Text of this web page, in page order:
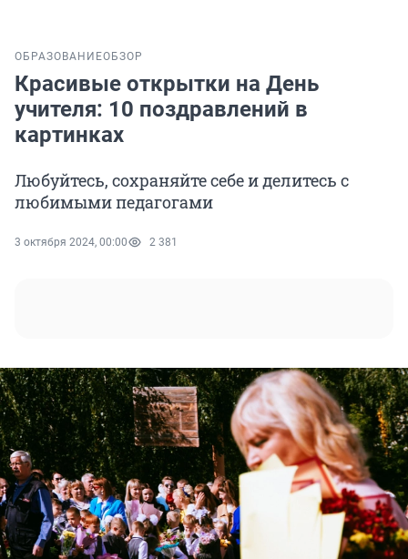
ОБРАЗОВАНИЕОБЗОР
Красивые открытки на День
учителя: 10 поздравлений в
картинках
Любуйтесь, сохраняйте себе и делитесь с
любимыми педагогами
3 октября 2024, 00:00 2 381